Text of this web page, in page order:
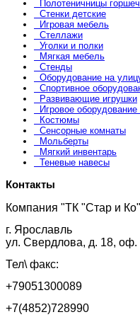
Полотеничницы
Стенки детские
Игровая мебель
Стеллажи
Уголки и полки
Мягкая мебель
Стенды
Оборудование на
Спортивное
Развивающие игрушки
Игровое
Костюмы
Сенсорные комнаты
Мольберты
Мягкий инвентарь
Теневые навесы
Контакты
Компания "ТК "Стар и Ко"
г. Ярославль
ул. Свердлова, д. 18, оф.
Тел\ факс:
+79051300089
+7(4852)728990